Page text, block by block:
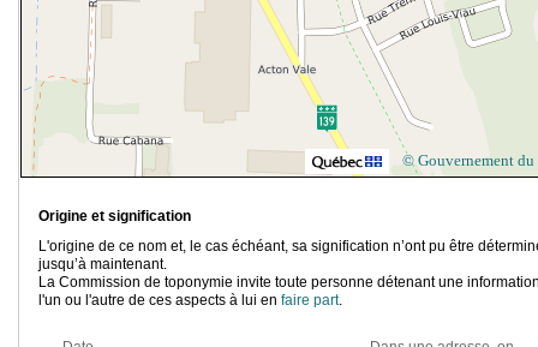
© Gouvernement du
Origine et signification
L'origine de ce nom et, le cas échéant, sa signification n’ont pu être
jusqu’à maintenant.
La Commission de toponymie invite toute personne détenant une
l'un ou l'autre de ces aspects à lui en faire part.